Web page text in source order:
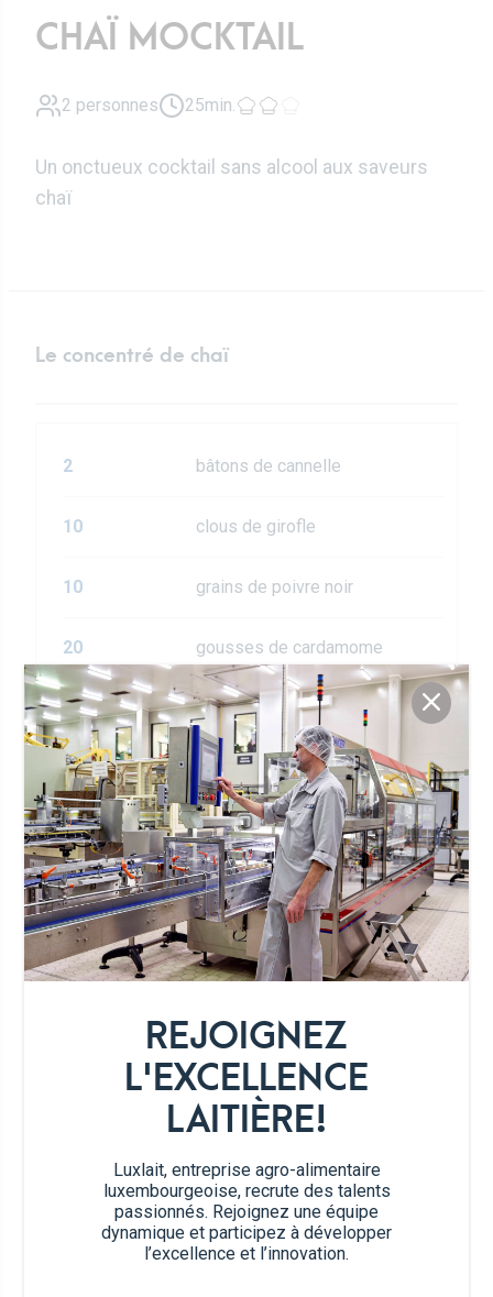
REJOIGNEZ
L'EXCELLENCE
LAITIÈRE!
Luxlait, entreprise agro-alimentaire
luxembourgeoise, recrute des talents
passionnés. Rejoignez une équipe
dynamique et participez à développer
l’excellence et l’innovation.
CHAÏ MOCKTAIL
2 personnes 25min.
Un onctueux cocktail sans alcool aux saveurs
chaï
Le concentré de chaï
2 bâtons de cannelle
10 clous de girofle
10 grains de poivre noir
20 gousses de cardamome
1 anis étoilé
350ml d'eau
2 sachets de thé noir
1 c.à.s. de sucre
Étapes de préparation
Chauffer les épices à sec dans une
casserole à feu moyen-vif pendant 2 à 3
minutes jusqu'à ce qu'elles dégagent leur
Y verser l'eau et laisser mijoter pendant 10
minutes à feu moyen.
Filtrer le concentré chaï. Laisser refroidir.